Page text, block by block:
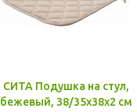
СИТА Подушка на стул,
бежевый, 38/35x38x2 см